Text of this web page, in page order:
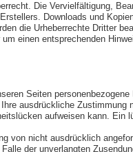
Die Vervielfältigung,
Downloads und
die Urheberrechte Dritter
einen entsprechenden
Seiten
ausdrückliche Zustimmung
aufweisen kann. Ein
von nicht ausdrücklich
der unverlangten